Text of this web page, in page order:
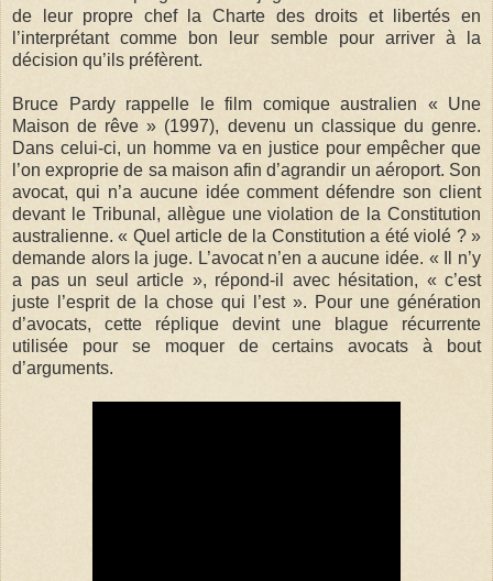
de leur propre chef la Charte des droits et libertés en
l’interprétant comme bon leur semble pour arriver à la
décision qu’ils préfèrent.
Bruce Pardy rappelle le film comique australien « Une
Maison de rêve » (1997), devenu un classique du genre.
Dans celui-ci, un homme va en justice pour empêcher que
l’on exproprie de sa maison afin d’agrandir un aéroport. Son
avocat, qui n’a aucune idée comment défendre son client
devant le Tribunal, allègue une violation de la Constitution
australienne. « Quel article de la Constitution a été violé ? »
demande alors la juge. L’avocat n’en a aucune idée. « Il n’y
a pas un seul article », répond-il avec hésitation, « c’est
juste l’esprit de la chose qui l’est ». Pour une génération
d’avocats, cette réplique devint une blague récurrente
utilisée pour se moquer de certains avocats à bout
d’arguments.